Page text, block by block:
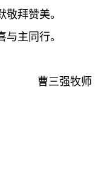
拜赞美。
主同行。
曹三强牧师